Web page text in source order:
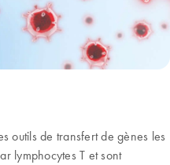
outils de transfert de gènes les
lymphocytes T et sont